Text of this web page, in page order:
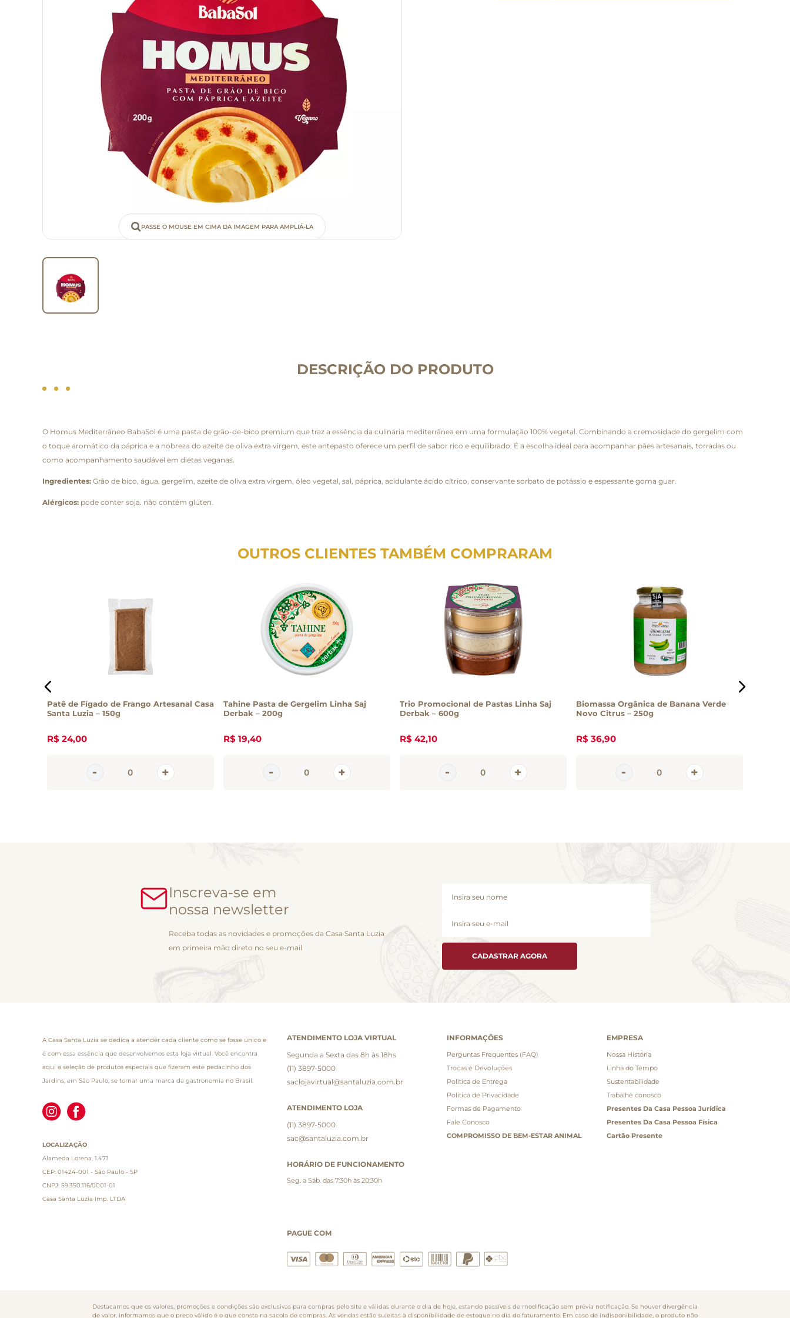
PASSE O MOUSE EM CIMA DA IMAGEM PARA AMPLIÁ-LA
DESCRIÇÃO DO PRODUTO
O Homus Mediterrâneo BabaSol é uma pasta de grão-de-bico premium que traz a essência da culinária mediterrânea em uma formulação 100% vegetal. Combinando a cremosidade do gergelim com
o toque aromático da páprica e a nobreza do azeite de oliva extra virgem, este antepasto oferece um perfil de sabor rico e equilibrado. É a escolha ideal para acompanhar pães artesanais, torradas ou
como acompanhamento saudável em dietas veganas.
Ingredientes: Grão de bico, água, gergelim, azeite de oliva extra virgem, óleo vegetal, sal, páprica, acidulante ácido cítrico, conservante sorbato de potássio e espessante goma guar.
Alérgicos: pode conter soja. não contém glúten.
OUTROS CLIENTES TAMBÉM COMPRARAM
Patê de Fígado de Frango Artesanal Casa
Santa Luzia – 150g
R$ 24,00
Tahine Pasta de Gergelim Linha Saj
Derbak – 200g
R$ 19,40
Trio Promocional de Pastas Linha Saj
Derbak – 600g
R$ 42,10
Biomassa Orgânica de Banana Verde
Novo Citrus – 250g
R$ 36,90
Inscreva-se em
nossa newsletter
Receba todas as novidades e promoções da Casa Santa Luzia
em primeira mão direto no seu e-mail
CADASTRAR AGORA
A Casa Santa Luzia se dedica a atender cada cliente como se fosse único e
é com essa essência que desenvolvemos esta loja virtual. Você encontra
aqui a seleção de produtos especiais que fizeram este pedacinho dos
Jardins, em São Paulo, se tornar uma marca da gastronomia no Brasil.
LOCALIZAÇÃO
Alameda Lorena, 1.471
CEP: 01424-001 - São Paulo - SP
CNPJ: 59.350.116/0001-01
Casa Santa Luzia Imp. LTDA
ATENDIMENTO LOJA VIRTUAL
Segunda a Sexta das 8h às 18hs
(11) 3897-5000
saclojavirtual@santaluzia.com.br
ATENDIMENTO LOJA
(11) 3897-5000
sac@santaluzia.com.br
HORÁRIO DE FUNCIONAMENTO
Seg. a Sáb. das 7:30h às 20:30h
INFORMAÇÕES
Perguntas Frequentes (FAQ)
Trocas e Devoluções
Politica de Entrega
Politica de Privacidade
Formas de Pagamento
Fale Conosco
COMPROMISSO DE BEM-ESTAR ANIMAL
EMPRESA
Nossa História
Linha do Tempo
Sustentabilidade
Trabalhe conosco
Presentes Da Casa Pessoa Jurídica
Presentes Da Casa Pessoa Física
Cartão Presente
PAGUE COM
Destacamos que os valores, promoções e condições são exclusivas para compras pelo site e válidas durante o dia de hoje, estando passíveis de modificação sem prévia notificação. Se houver divergência
de valor, informamos que o preço válido é o que consta na sacola de compras. As vendas estão sujeitas à disponibilidade de estoque no dia do faturamento. Em caso de indisponibilidade, o produto não